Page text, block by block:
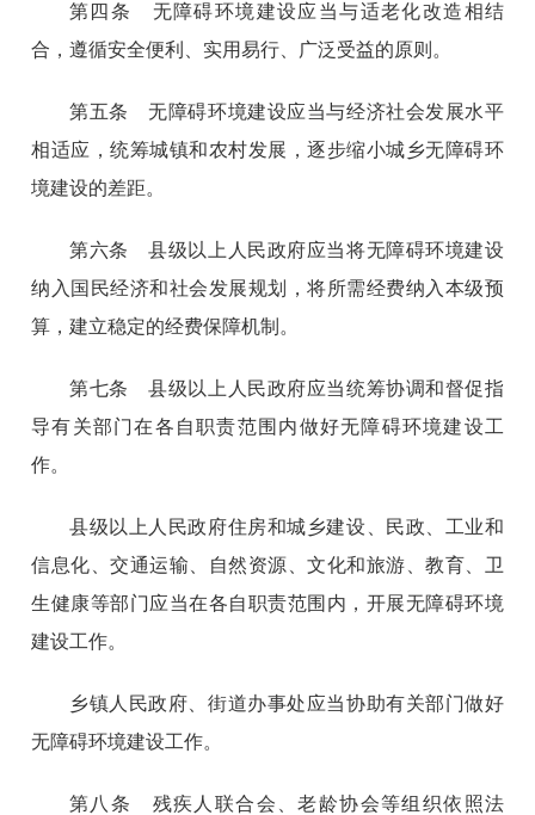
第四条 无障碍环境建设应当与适老化改造相结
合，遵循安全便利、实用易行、广泛受益的原则。
第五条 无障碍环境建设应当与经济社会发展水平
相适应，统筹城镇和农村发展，逐步缩小城乡无障碍环
境建设的差距。
第六条 县级以上人民政府应当将无障碍环境建设
纳入国民经济和社会发展规划，将所需经费纳入本级预
算，建立稳定的经费保障机制。
第七条 县级以上人民政府应当统筹协调和督促指
导有关部门在各自职责范围内做好无障碍环境建设工
作。
县级以上人民政府住房和城乡建设、民政、工业和
信息化、交通运输、自然资源、文化和旅游、教育、卫
生健康等部门应当在各自职责范围内，开展无障碍环境
建设工作。
乡镇人民政府、街道办事处应当协助有关部门做好
无障碍环境建设工作。
第八条 残疾人联合会、老龄协会等组织依照法